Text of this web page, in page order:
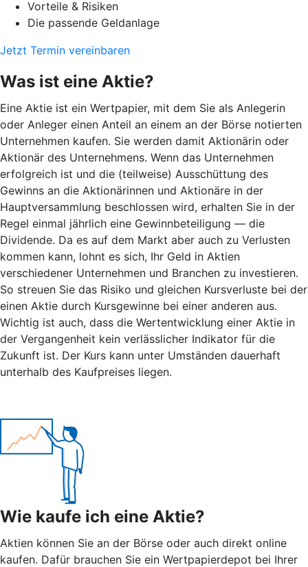
Vorteile & Risiken
Die passende Geldanlage
Jetzt Termin vereinbaren
Was ist eine Aktie?
Eine Aktie ist ein Wertpapier, mit dem Sie als Anlegerin
oder Anleger einen Anteil an einem an der Börse notierten
Unternehmen kaufen. Sie werden damit Aktionärin oder
Aktionär des Unternehmens. Wenn das Unternehmen
erfolgreich ist und die (teilweise) Ausschüttung des
Gewinns an die Aktionärinnen und Aktionäre in der
Hauptversammlung beschlossen wird, erhalten Sie in der
Regel einmal jährlich eine Gewinnbeteiligung — die
Dividende. Da es auf dem Markt aber auch zu Verlusten
kommen kann, lohnt es sich, Ihr Geld in Aktien
verschiedener Unternehmen und Branchen zu investieren.
So streuen Sie das Risiko und gleichen Kursverluste bei der
einen Aktie durch Kursgewinne bei einer anderen aus.
Wichtig ist auch, dass die Wertentwicklung einer Aktie in
der Vergangenheit kein verlässlicher Indikator für die
Zukunft ist. Der Kurs kann unter Umständen dauerhaft
unterhalb des Kaufpreises liegen.
Wie kaufe ich eine Aktie?
Aktien können Sie an der Börse oder auch direkt online
kaufen. Dafür brauchen Sie ein Wertpapierdepot bei Ihrer